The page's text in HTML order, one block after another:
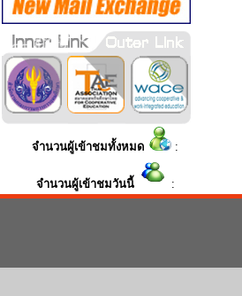
จำนวนผู้เข้าชมทั้งหมด :
จำนวนผู้เข้าชมวันนี้ :